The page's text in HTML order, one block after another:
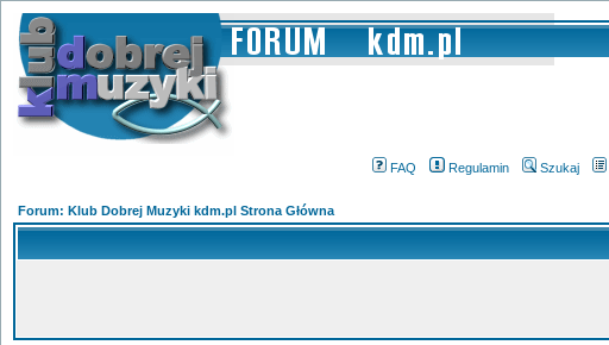
FAQ Regulamin Szukaj
Forum: Klub Dobrej Muzyki kdm.pl Strona Główna